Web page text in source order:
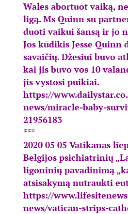
Wales abortuot vaiką,
ligą. Ms Quinn su
duoti vaikui šansą ir jo
Jos kūdikis Jesse Quinn
savaičių. Džesiui buvo
kai jis buvo vos 10
jis vystosi puikiai.
https://
news/miracle-baby-
21956183
***
2020 05 05 Vatikanas
Belgijos psichiatrinių
ligoninių pavadinimą
atsisakymą nutraukti
https://
news/vatican-strips-